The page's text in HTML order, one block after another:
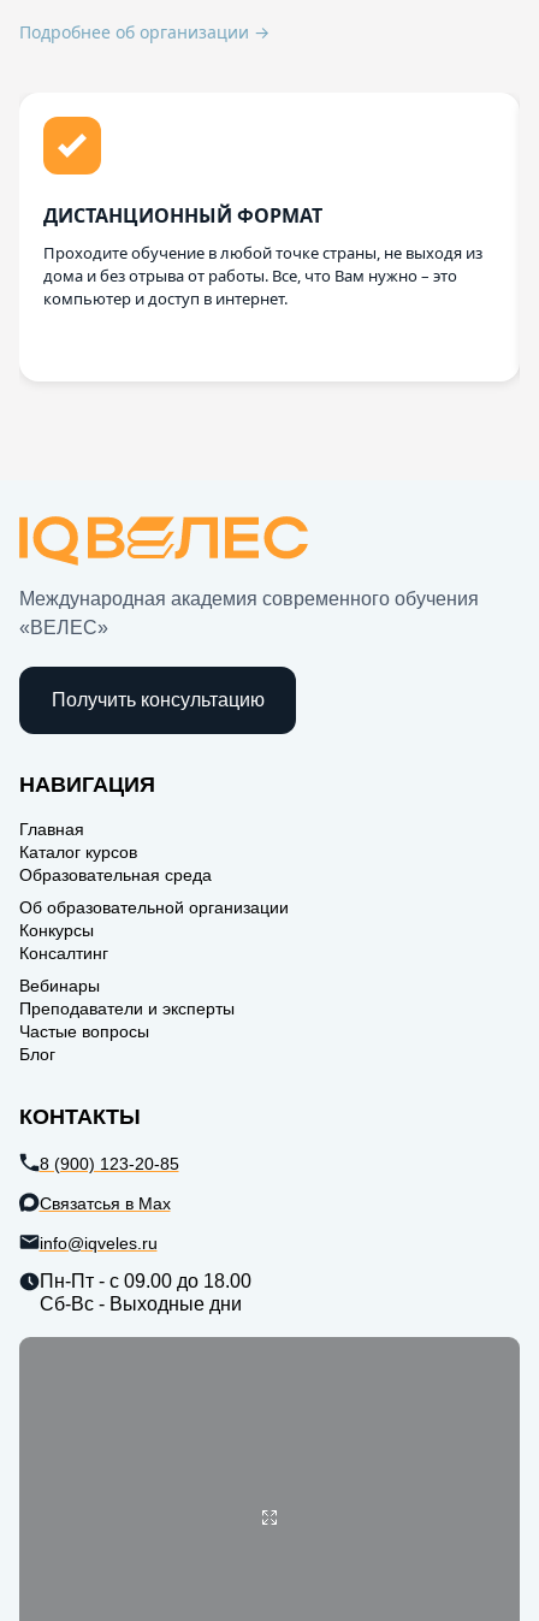
Подробнее об организации →
ДИСТАНЦИОННЫЙ ФОРМАТ
Проходите обучение в любой точке страны, не выходя из
дома и без отрыва от работы. Все, что Вам нужно – это
компьютер и доступ в интернет.
Международная академия современного обучения
«ВЕЛЕС»
Получить консультацию
НАВИГАЦИЯ
Главная
Каталог курсов
Образовательная среда
Об образовательной организации
Конкурсы
Консалтинг
Вебинары
Преподаватели и эксперты
Частые вопросы
Блог
КОНТАКТЫ
8 (900) 123-20-85
Связатсья в Max
info@iqveles.ru
Пн-Пт - с 09.00 до 18.00
Сб-Вс - Выходные дни